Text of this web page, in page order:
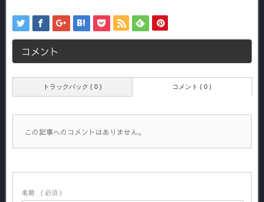
コメント
トラックバック ( 0 ) コメント ( 0 )
この記事へのコメントはありません。
名前 ( 必須 )